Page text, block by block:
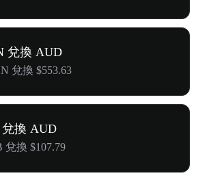
兌換 AUD
兌換 $553.63
換 AUD
兌換 $107.79